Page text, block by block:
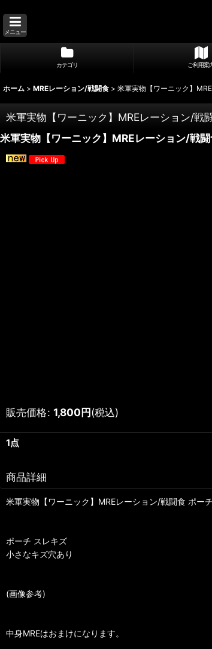
メニュー
カテゴリ ご利用案
ホーム > MREレーション/戦闘食 > 米軍実物【ワーニック】
米軍実物【ワーニック】MREレーション/戦
米軍実物【ワーニック】MREレーション/戦
販売価格: 1,800円(税込)
1点
商品詳細
米軍実物【ワーニック】MREレーション/戦闘食 ポー
ポーチ スレキズ‎
小さなキズ穴あり
(画像参考)
中身MREはおまけになります。